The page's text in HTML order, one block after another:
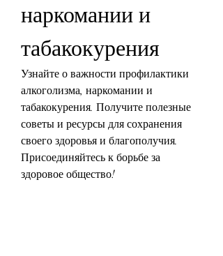
наркомании и
табакокурения
Узнайте о важности профилактики
алкоголизма, наркомании и
табакокурения. Получите полезные
советы и ресурсы для сохранения
своего здоровья и благополучия.
Присоединяйтесь к борьбе за
здоровое общество!